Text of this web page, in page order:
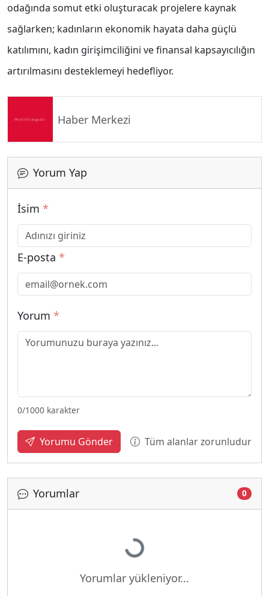
odağında somut etki oluşturacak projelere kaynak
sağlarken; kadınların ekonomik hayata daha güçlü
katılımını, kadın girişimciliğini ve finansal kapsayıcılığın
artırılmasını desteklemeyi hedefliyor.
Haber Merkezi
Yorum Yap
İsim *
E-posta *
Yorum *
0/1000 karakter
Yorumu Gönder Tüm alanlar zorunludur
Yorumlar 0
Yükleniyor...
Yorumlar yükleniyor...